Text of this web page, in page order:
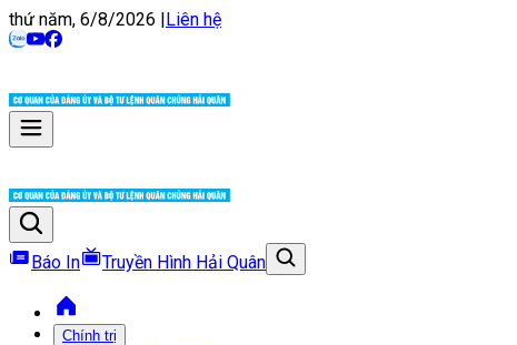
thứ năm, 6/8/2026 |Liên hệ
Báo In Truyền Hình Hải Quân
Chính trị